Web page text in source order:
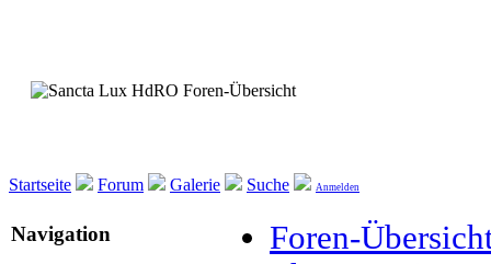
Startseite Forum Galerie Suche Anmelden
Navigation
Foren-